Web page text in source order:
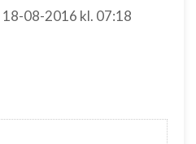
18-08-2016 kl. 07:18